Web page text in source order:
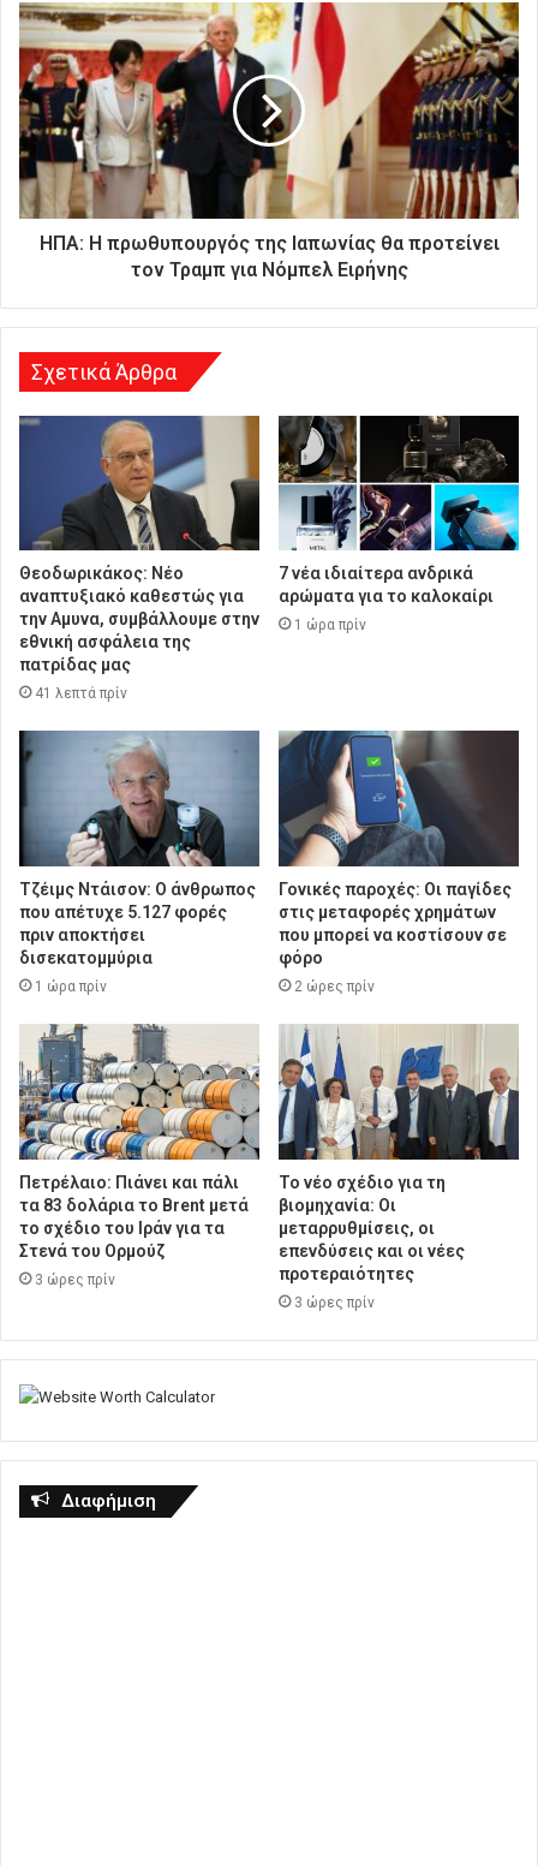
κ
ή
σ
α
ς
δ
ι
ε
ύ
σ
ΗΠΑ: Η πρωθυπουργός της Ιαπωνίας θα προτείνει
τον Τραμπ για Νόμπελ Ειρήνης
Σχετικά Άρθρα
Θεοδωρικάκος: Νέο
αναπτυξιακό καθεστώς για
την Αμυνα, συμβάλλουμε στην
εθνική ασφάλεια της
πατρίδας μας
41 λεπτά πρίν
7 νέα ιδιαίτερα ανδρικά
αρώματα για το καλοκαίρι
1 ώρα πρίν
Τζέιμς Ντάισον: Ο άνθρωπος
που απέτυχε 5.127 φορές
πριν αποκτήσει
δισεκατομμύρια
1 ώρα πρίν
Γονικές παροχές: Οι παγίδες
στις μεταφορές χρημάτων
που μπορεί να κοστίσουν σε
φόρο
2 ώρες πρίν
Πετρέλαιο: Πιάνει και πάλι
τα 83 δολάρια το Brent μετά
το σχέδιο του Ιράν για τα
Στενά του Ορμούζ
3 ώρες πρίν
Το νέο σχέδιο για τη
βιομηχανία: Οι
μεταρρυθμίσεις, οι
επενδύσεις και οι νέες
προτεραιότητες
3 ώρες πρίν
Διαφήμιση